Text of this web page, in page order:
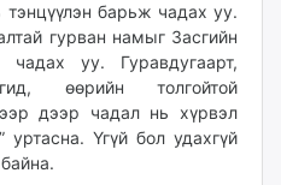
тэнцүүлэн барьж чадах уу.
гурван намыг Засгийн
уу. Гурав­дугаарт,
өөрийн толгойтой
дээр чадал нь хүрвэл
уртасна. Үгүй бол удах­­гүй